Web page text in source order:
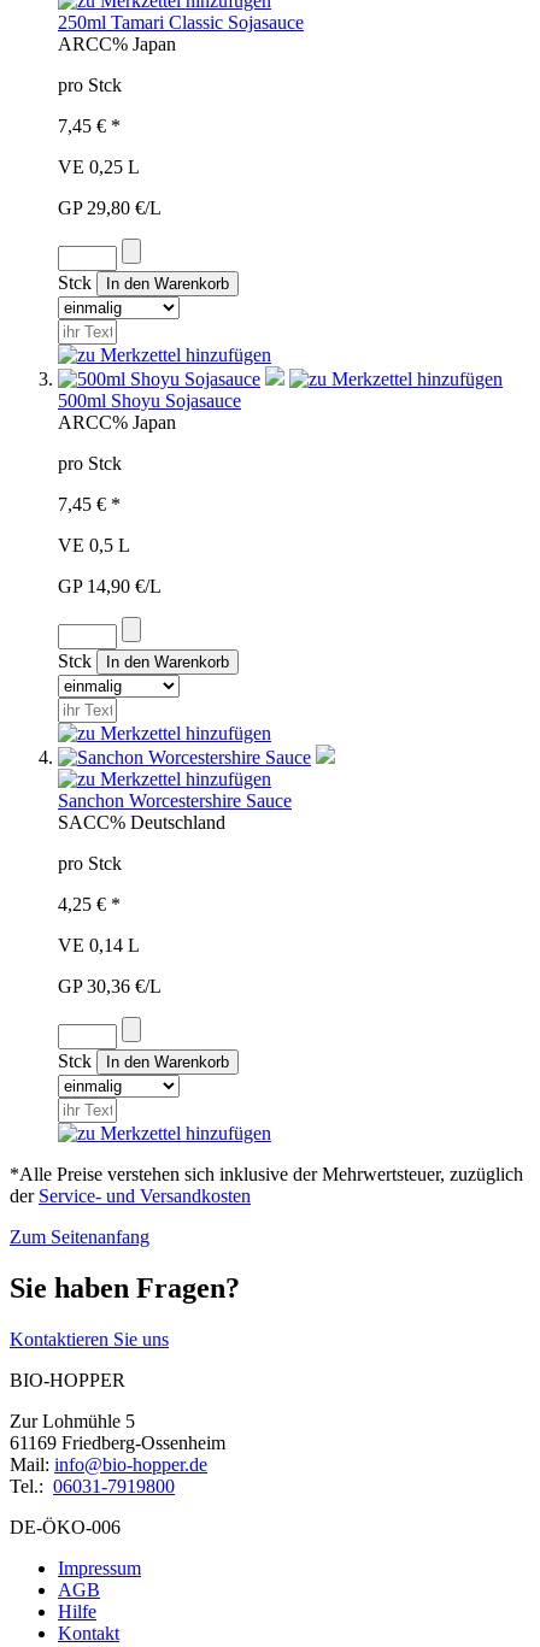
250ml Tamari Classic Sojasauce
ARCC% Japan
pro Stck
7,45 € *
VE 0,25 L
GP 29,80 €/L
Stck
500ml Shoyu Sojasauce
ARCC% Japan
pro Stck
7,45 € *
VE 0,5 L
GP 14,90 €/L
Stck
Sanchon Worcestershire Sauce
SACC% Deutschland
pro Stck
4,25 € *
VE 0,14 L
GP 30,36 €/L
Stck
*Alle Preise verstehen sich inklusive der Mehrwertsteuer, zuzüglich
der Service- und Versandkosten
Zum Seitenanfang
Sie haben Fragen?
Kontaktieren Sie uns
BIO-HOPPER
Zur Lohmühle 5
61169 Friedberg-Ossenheim
Mail: info@bio-hopper.de
Tel.: 06031-7919800
DE-ÖKO-006
Impressum
AGB
Hilfe
Kontakt